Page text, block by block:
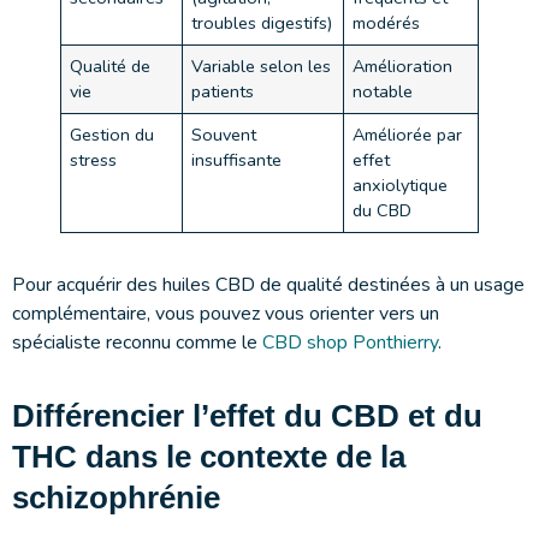
troubles digestifs)
modérés
Qualité de
vie
Variable selon les
patients
Amélioration
notable
Gestion du
stress
Souvent
insuffisante
Améliorée par
effet
anxiolytique
du CBD
Pour acquérir des huiles CBD de qualité destinées à un usage
complémentaire, vous pouvez vous orienter vers un
spécialiste reconnu comme le CBD shop Ponthierry.
Différencier l’effet du CBD et du
THC dans le contexte de la
schizophrénie